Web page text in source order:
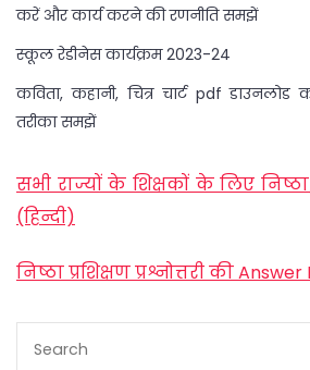
करें और कार्य करने की रणनीति समझें
स्कूल रेडीनेस कार्यक्रम 2023-24
कविता, कहानी, चित्र चार्ट pdf
तरीका समझें
सभी राज्यों के शिक्षकों के लिए
(हिन्दी)
निष्ठा प्रशिक्षण प्रश्नोत्तरी की Answer